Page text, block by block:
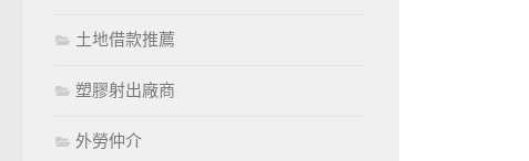
土地借款推薦
塑膠射出廠商
外勞仲介